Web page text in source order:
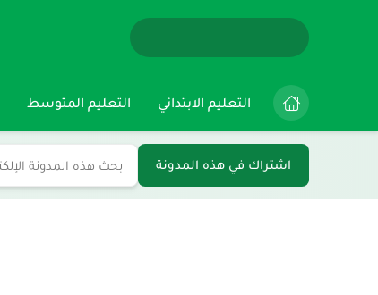
التعليم الابتدائي التعليم المتوسط
اشتراك في هذه المدونة